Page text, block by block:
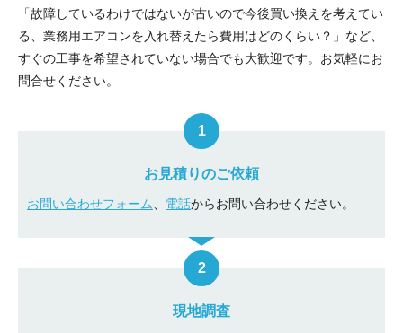
「故障しているわけではないが古いので今後買い換えを考えてい
る、業務用エアコンを入れ替えたら費用はどのくらい？」など、
すぐの工事を希望されていない場合でも大歓迎です。お気軽にお
問合せください。
お見積りのご依頼
お問い合わせフォーム 電話からお問い合わせください。
現地調査